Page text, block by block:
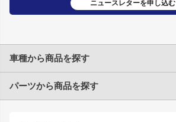
ニュースレターを申し込む
車種から商品を探す
トヨタ
パーツから商品を探す